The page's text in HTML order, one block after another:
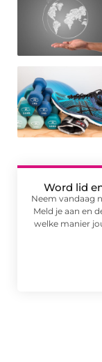
Word lid
Neem vandaag
Meld je aan en
welke manier